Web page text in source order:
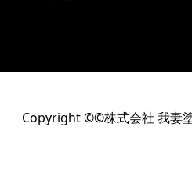
Copyright ©©株式会社 我妻